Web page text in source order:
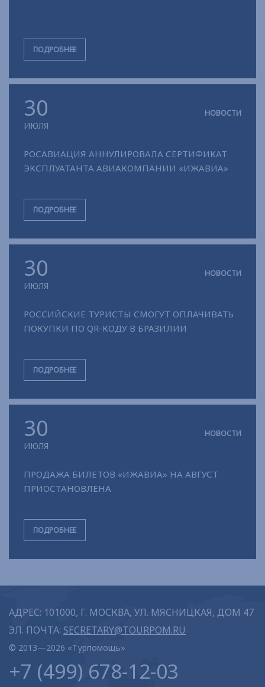
ПОДРОБНЕЕ
30
ИЮЛЯ
НОВОСТИ
РОСАВИАЦИЯ АННУЛИРОВАЛА СЕРТИФИКАТ
ЭКСПЛУАТАНТА АВИАКОМПАНИИ «ИЖАВИА»
ПОДРОБНЕЕ
30
ИЮЛЯ
НОВОСТИ
РОССИЙСКИЕ ТУРИСТЫ СМОГУТ ОПЛАЧИВАТЬ
ПОКУПКИ ПО QR-КОДУ В БРАЗИЛИИ
ПОДРОБНЕЕ
30
ИЮЛЯ
НОВОСТИ
ПРОДАЖА БИЛЕТОВ «ИЖАВИА» НА АВГУСТ
ПРИОСТАНОВЛЕНА
ПОДРОБНЕЕ
АДРЕС: 101000, Г. МОСКВА, УЛ. МЯСНИЦКАЯ, ДОМ 47
ЭЛ. ПОЧТА: SECRETARY@TOURPOM.RU
© 2013—2026 «Турпомощь»
+7 (499) 678-12-03